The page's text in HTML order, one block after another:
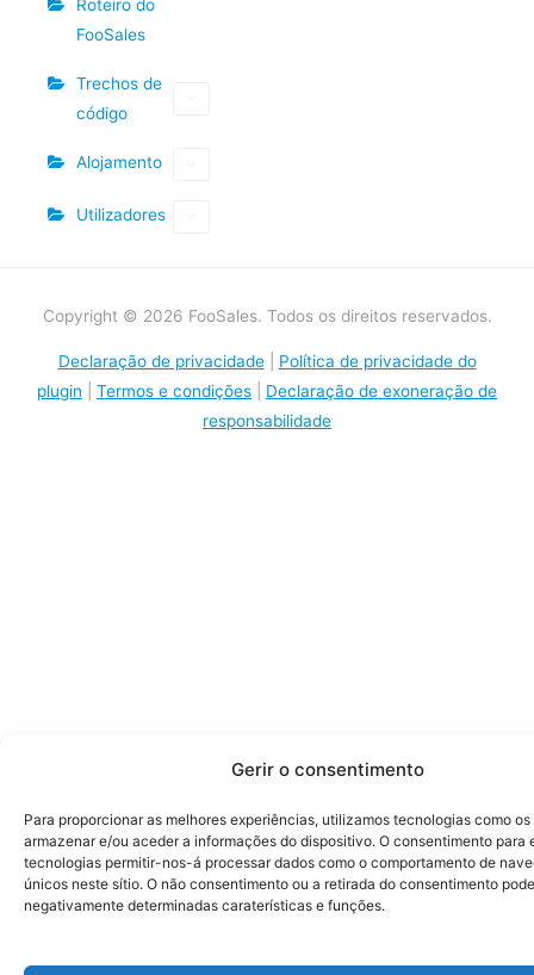
Gerir o consentimento
Para proporcionar as melhores experiências, utilizamos tecnologias como
armazenar e/ou aceder a informações do dispositivo. O consentimento para
tecnologias permitir-nos-á processar dados como o comportamento de
únicos neste sítio. O não consentimento ou a retirada do consentimento
negativamente determinadas caraterísticas e funções.
Roteiro do
FooSales
Trechos de
código
Alojamento
Utilizadores
Copyright © 2026 FooSales. Todos os direitos reservados.
Declaração de privacidade| Política de privacidade do
plugin
Termos e condições
Declaração de exoneração de
responsabilidade